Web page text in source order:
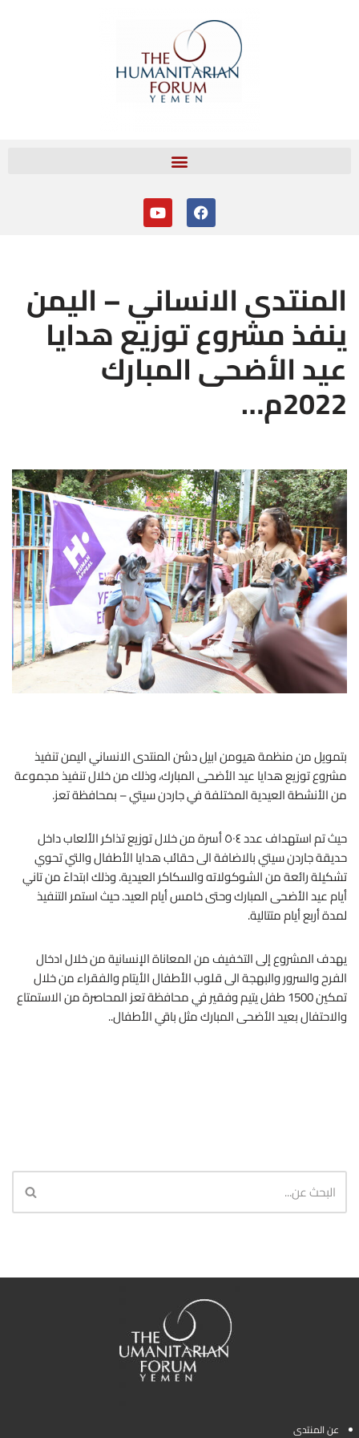
المنتدى الانساني – اليمن
ينفذ مشروع توزيع هدايا
عيد الأضحى المبارك
2022م…
بتمويل من منظمة هيومن ابيل دشن المنتدى الانساني اليمن تنفيذ
مشروع توزيع هدايا عيد الأضحى المبارك، وذلك من خلال تنفيذ مجموعة
من الأنشطة العيدية المختلفة في جاردن سيتي – بمحافظة تعز.
حيث تم استهداف عدد ٥٠٤ أسرة من خلال توزيع تذاكر الألعاب داخل
حديقة جاردن سيتي بالاضافة الى حقائب هدايا الأطفال والتي تحوي
تشكيلة رائعة من الشوكولاته والسكاكر العيدية. وذلك ابتداءً من تاني
أيام عيد الأضحى المبارك وحتى خامس أيام العيد. حيث استمر التنفيذ
لمدة أربع أيام متتالية.
يهدف المشروع إلىالتخفيف من المعاناة الإنسانية من خلال ادخال
الفرح والسرور والبهجة الى قلوب الأطفال الأيتام والفقراء من خلال
تمكين 1500 طفل يتيم وفقير في محافظة تعز المحاصرة من الاستمتاع
والاحتفال بعيد الأضحى المبارك مثل باقي الأطفال..
عن المنتدى